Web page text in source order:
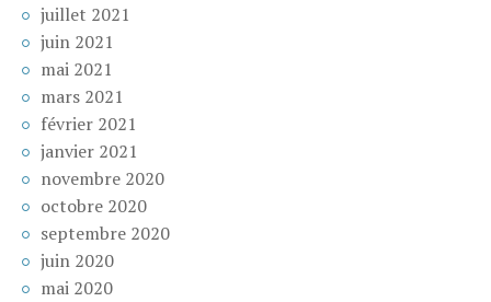
juillet 2021
juin 2021
mai 2021
mars 2021
février 2021
janvier 2021
novembre 2020
octobre 2020
septembre 2020
juin 2020
mai 2020